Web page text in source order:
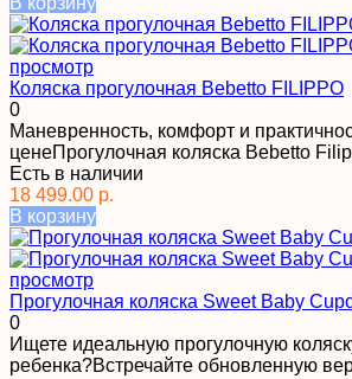
просмотр
Коляска прогулочная Bebetto FILIPPO
0
Маневренность, комфорт и
ценеПрогулочная коляска Bebetto
Есть в наличии
18 499.00 р.
В корзину
просмотр
Прогулочная коляска Sweet Baby
0
Ищете идеальную прогулочную
ребенка?Встречайте обновленную